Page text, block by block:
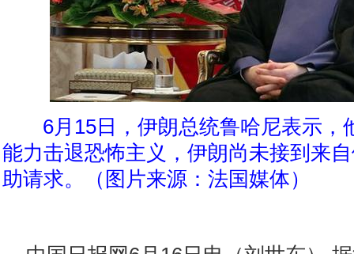
6月15日，伊朗总统鲁哈尼表示，
能力击退恐怖主义，伊朗尚未接到来
助请求。（图片来源：法国媒体）